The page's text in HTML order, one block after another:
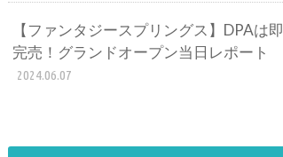
【ファンタジースプリングス】DPAは即
完売！グランドオープン当日レポート
2024.06.07